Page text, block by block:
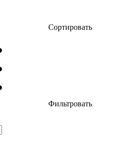
Сортировать
Фильтровать